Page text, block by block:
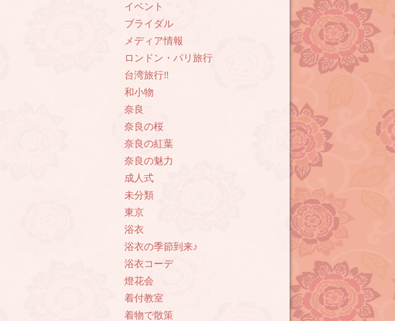
イベント
ブライダル
メディア情報
ロンドン・パリ旅行
台湾旅行‼︎
和小物
奈良
奈良の桜
奈良の紅葉
奈良の魅力
成人式
未分類
東京
浴衣
浴衣の季節到来♪
浴衣コーデ
燈花会
着付教室
着物で散策